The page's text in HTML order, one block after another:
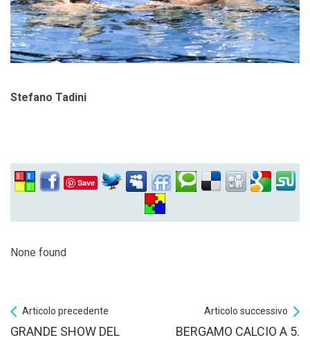
Stefano Tadini
Save
None found
Articolo precedente
GRANDE SHOW DEL
Articolo successivo
BERGAMO CALCIO A 5.